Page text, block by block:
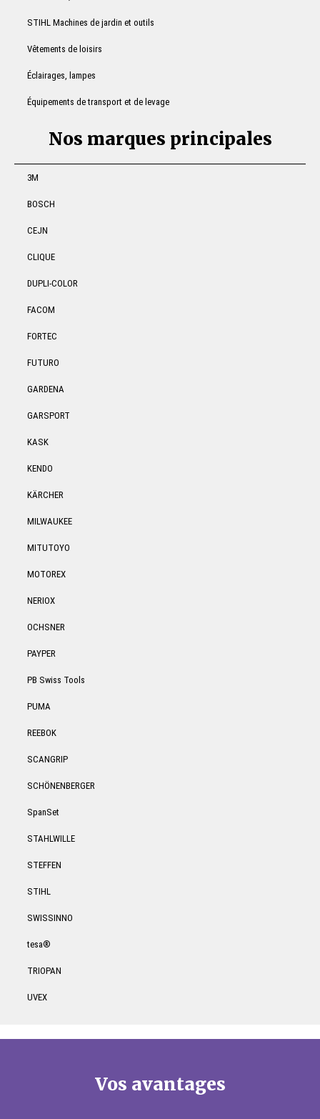
STIHL Machines de jardin et outils
Vêtements de loisirs
Éclairages, lampes
Équipements de transport et de levage
Nos marques principales
3M
BOSCH
CEJN
CLIQUE
DUPLI-COLOR
FACOM
FORTEC
FUTURO
GARDENA
GARSPORT
KASK
KENDO
KÄRCHER
MILWAUKEE
MITUTOYO
MOTOREX
NERIOX
OCHSNER
PAYPER
PB Swiss Tools
PUMA
REEBOK
SCANGRIP
SCHÖNENBERGER
SpanSet
STAHLWILLE
STEFFEN
STIHL
SWISSINNO
tesa®
TRIOPAN
UVEX
Vos avantages